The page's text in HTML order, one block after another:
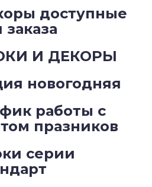
доступные
заказа
И ДЕКОРЫ
новогодняя
работы с
празников
серии